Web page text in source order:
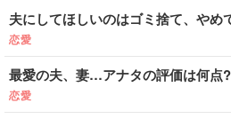
恋愛 ビ
コメントポスト ア
夫にしてほしいのはゴミ捨て、や
恋愛
最愛の夫、妻…アナタの評価は何点?
恋愛